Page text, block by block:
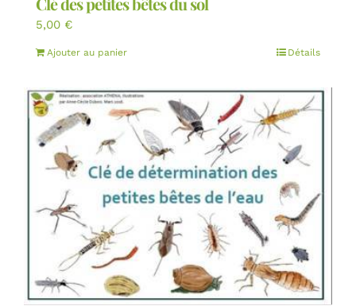
5,00 €
Ajouter au panier Détails